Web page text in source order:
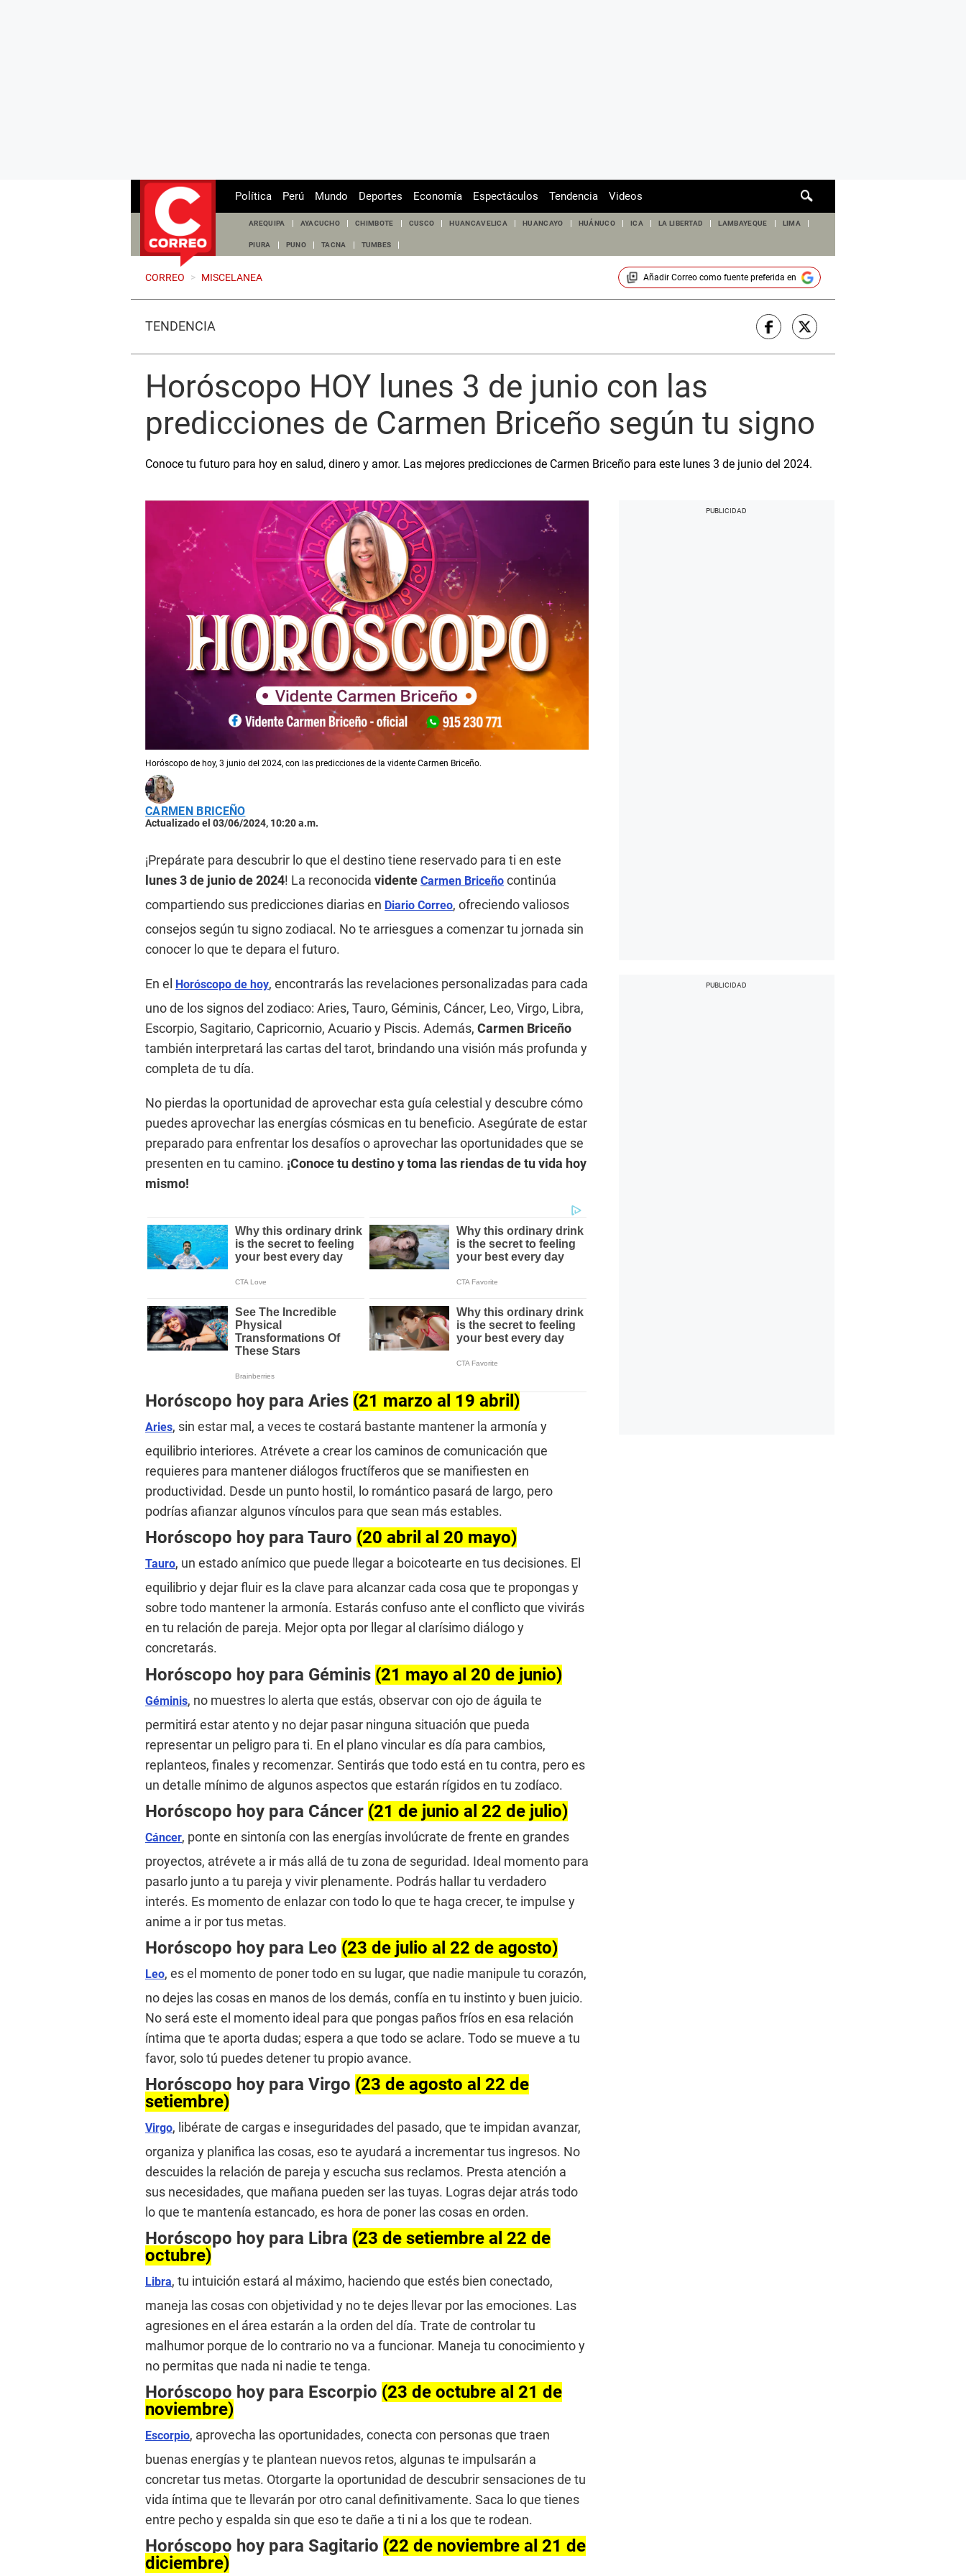
de
Política Perú Mundo Deportes Economía Espectáculos Tendencia Videos
AREQUIPA AYACUCHO CHIMBOTE CUSCO HUANCAVELICA HUANCAYO HUÁNUCO ICA LA LIBERTAD LAMBAYEQUE LIMA
PIURA PUNO TACNA TUMBES
CORREO > MISCELANEA Añadir Correocomo fuente preferida en
TENDENCIA
Horóscopo HOY lunes 3 de junio con las
predicciones de Carmen Briceño según tu signo
Conoce tu futuro para hoy en salud, dinero y amor. Las mejores predicciones de Carmen Briceño para este lunes 3 de junio del 2024.
Horóscopo de hoy, 3 junio del 2024, con las predicciones de la vidente Carmen Briceño.
CARMEN BRICEÑO
Actualizado el 03/06/2024, 10:20 a.m.
¡Prepárate para descubrir lo que el destino tiene reservado para ti en este
lunes 3 de junio de 2024! La reconocida vidente Carmen Briceño continúa
compartiendo sus predicciones diarias en Diario Correo, ofreciendo valiosos
consejos según tu signo zodiacal. No te arriesgues a comenzar tu jornada sin
conocer lo que te depara el futuro.
En el Horóscopo de hoy, encontrarás las revelaciones personalizadas para cada
uno de los signos del zodiaco: Aries, Tauro, Géminis, Cáncer, Leo, Virgo, Libra,
Escorpio, Sagitario, Capricornio, Acuario y Piscis. Además, Carmen Briceño
también interpretará las cartas del tarot, brindando una visión más profunda y
completa de tu día.
No pierdas la oportunidad de aprovechar esta guía celestial y descubre cómo
puedes aprovechar las energías cósmicas en tu beneficio. Asegúrate de estar
preparado para enfrentar los desafíos o aprovechar las oportunidades que se
presenten en tu camino. ¡Conoce tu destino y toma las riendas de tu vida hoy
mismo!
Horóscopo hoy para Aries (21 marzo al 19 abril)
Aries, sin estar mal, a veces te costará bastante mantener la armonía y
equilibrio interiores. Atrévete a crear los caminos de comunicación que
requieres para mantener diálogos fructíferos que se manifiesten en
productividad. Desde un punto hostil, lo romántico pasará de largo, pero
podrías afianzar algunos vínculos para que sean más estables.
Horóscopo hoy para Tauro (20 abril al 20 mayo)
Tauro, un estado anímico que puede llegar a boicotearte en tus decisiones. El
equilibrio y dejar fluir es la clave para alcanzar cada cosa que te propongas y
sobre todo mantener la armonía. Estarás confuso ante el conflicto que vivirás
en tu relación de pareja. Mejor opta por llegar al clarísimo diálogo y
concretarás.
Horóscopo hoy para Géminis (21 mayo al 20 de junio)
Géminis, no muestres lo alerta que estás, observar con ojo de águila te
permitirá estar atento y no dejar pasar ninguna situación que pueda
representar un peligro para ti. En el plano vincular es día para cambios,
replanteos, finales y recomenzar. Sentirás que todo está en tu contra, pero es
un detalle mínimo de algunos aspectos que estarán rígidos en tu zodíaco.
Horóscopo hoy para Cáncer (21 de junio al 22 de julio)
Cáncer, ponte en sintonía con las energías involúcrate de frente en grandes
proyectos, atrévete a ir más allá de tu zona de seguridad. Ideal momento para
pasarlo junto a tu pareja y vivir plenamente. Podrás hallar tu verdadero
interés. Es momento de enlazar con todo lo que te haga crecer, te impulse y
anime a ir por tus metas.
Horóscopo hoy para Leo (23 de julio al 22 de agosto)
Leo, es el momento de poner todo en su lugar, que nadie manipule tu corazón,
no dejes las cosas en manos de los demás, confía en tu instinto y buen juicio.
No será este el momento ideal para que pongas paños fríos en esa relación
íntima que te aporta dudas; espera a que todo se aclare. Todo se mueve a tu
favor, solo tú puedes detener tu propio avance.
Horóscopo hoy para Virgo (23 de agosto al 22 de
setiembre)
Virgo, libérate de cargas e inseguridades del pasado, que te impidan avanzar,
organiza y planifica las cosas, eso te ayudará a incrementar tus ingresos. No
descuides la relación de pareja y escucha sus reclamos. Presta atención a
sus necesidades, que mañana pueden ser las tuyas. Logras dejar atrás todo
lo que te mantenía estancado, es hora de poner las cosas en orden.
Horóscopo hoy para Libra (23 de setiembre al 22 de
octubre)
Libra, tu intuición estará al máximo, haciendo que estés bien conectado,
maneja las cosas con objetividad y no te dejes llevar por las emociones. Las
agresiones en el área estarán a la orden del día. Trate de controlar tu
malhumor porque de lo contrario no va a funcionar. Maneja tu conocimiento y
no permitas que nada ni nadie te tenga.
Horóscopo hoy para Escorpio (23 de octubre al 21 de
noviembre)
Escorpio, aprovecha las oportunidades, conecta con personas que traen
buenas energías y te plantean nuevos retos, algunas te impulsarán a
concretar tus metas. Otorgarte la oportunidad de descubrir sensaciones de tu
vida íntima que te llevarán por otro canal definitivamente. Saca lo que tienes
entre pecho y espalda sin que eso te dañe a ti ni a los que te rodean.
Horóscopo hoy para Sagitario (22 de noviembre al 21 de
diciembre)